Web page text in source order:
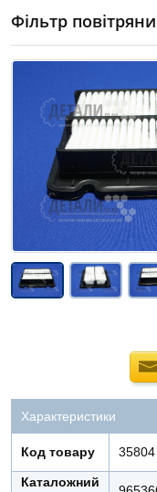
Фільтр
Характеристики
Код товару 35804
Каталожний